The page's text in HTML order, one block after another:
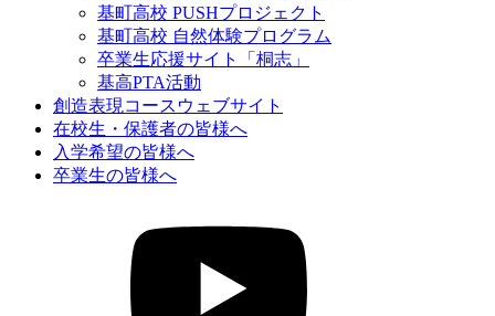
基町高校 PUSHプロジェクト
基町高校 自然体験プログラム
卒業生応援サイト「桐志」
基高PTA活動
創造表現コースウェブサイト
在校生・保護者の皆様へ
入学希望の皆様へ
卒業生の皆様へ